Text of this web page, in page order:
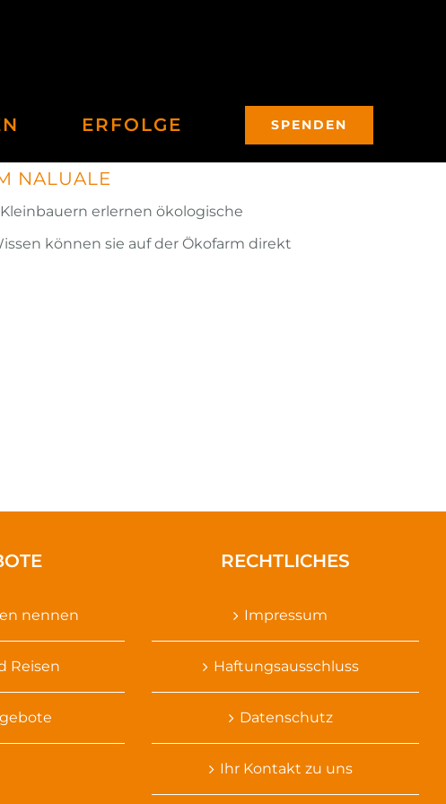
ERFOLGE SPENDEN
NALUALE
erlernen ökologische
können sie auf der Ökofarm direkt
nennen
Reisen
RECHTLICHES
Impressum
Haftungsausschluss
Datenschutz
Ihr Kontakt zu uns